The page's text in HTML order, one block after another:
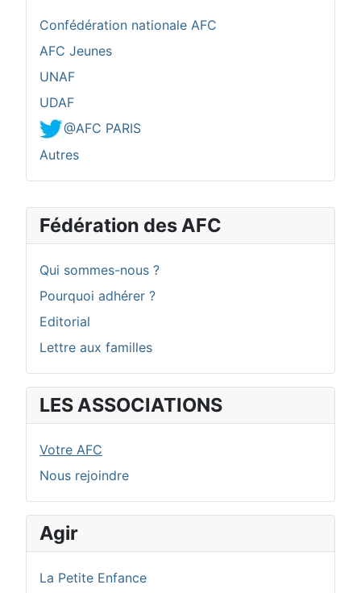
Fédération des AFC
Qui sommes-nous ?
Pourquoi adhérer ?
Editorial
Lettre aux familles
LES ASSOCIATIONS
Votre AFC
Nous rejoindre
Agir
La Petite Enfance
Confédération nationale AFC
AFC Jeunes
UNAF
UDAF
@AFC PARIS
Autres